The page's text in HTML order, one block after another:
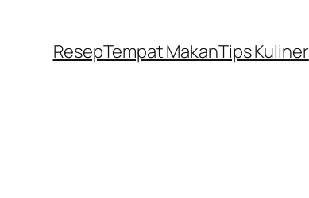
ResepTempat MakanTips Kuliner